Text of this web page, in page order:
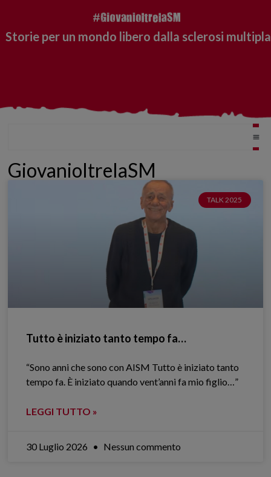
Storie per un mondo libero dalla sclerosi multipla
GiovanioltrelaSM
TALK 2025
Tutto è iniziato tanto tempo fa…
“Sono anni che sono con AISM Tutto è iniziato tanto
tempo fa. È iniziato quando vent’anni fa mio figlio…”
LEGGI TUTTO »
30 Luglio 2026 Nessun commento